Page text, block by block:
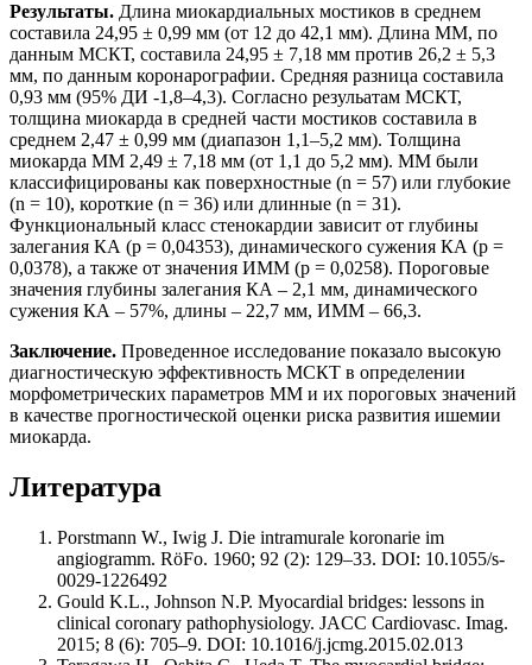
Результаты. Длина миокардиальных мостиков в среднем
составила 24,95 ± 0,99 мм (от 12 до 42,1 мм). Длина ММ, по
данным МСКТ, составила 24,95 ± 7,18 мм против 26,2 ± 5,3
мм, по данным коронарографии. Средняя разница составила
0,93 мм (95% ДИ -1,8–4,3). Согласно резульатам МСКТ,
толщина миокарда в средней части мостиков составила в
среднем 2,47 ± 0,99 мм (диапазон 1,1–5,2 мм). Толщина
миокарда ММ 2,49 ± 7,18 мм (от 1,1 до 5,2 мм). МM были
классифицированы как поверхностные (n = 57) или глубокие
(n = 10), короткие (n = 36) или длинные (n = 31).
Функциональный класс стенокардии зависит от глубины
залегания КА (р = 0,04353), динамического сужения КА (р =
0,0378), а также от значения ИММ (р = 0,0258). Пороговые
значения глубины залегания КА – 2,1 мм, динамического
сужения КА – 57%, длины – 22,7 мм, ИММ – 66,3.
Заключение. Проведенное исследование показало высокую
диагностическую эффективность МСКТ в определении
морфометрических параметров ММ и их пороговых значений
в качестве прогностической оценки риска развития ишемии
миокарда.
Литература
Porstmann W., Iwig J. Die intramurale koronarie im
angiogramm. RöFo. 1960; 92 (2): 129–33. DOI: 10.1055/s-
0029-1226492
Gould K.L., Johnson N.P. Myocardial bridges: lessons in
clinical coronary pathophysiology. JACC Cardiovasc. Imag.
2015; 8 (6): 705–9. DOI: 10.1016/j.jcmg.2015.02.013